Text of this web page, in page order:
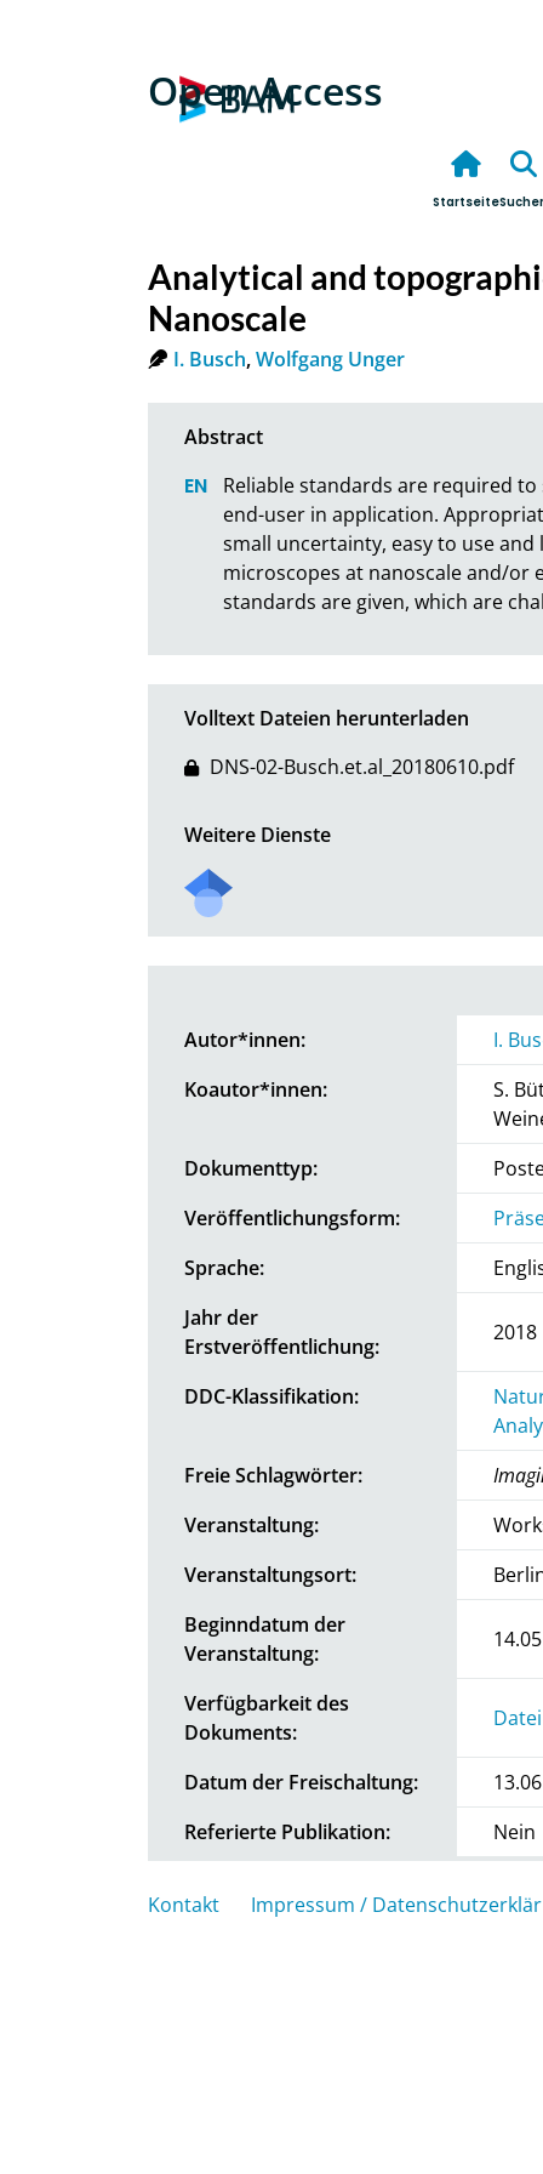
Open Access
Startseite
Analytical and
Nanoscale
I. Busch,Wolfgang Unger
Reliable standards are required
end-user in application.
small uncertainty, easy to use
microscopes at nanoscale and/or
standards are given, which are
Volltext Dateien herunterladen
DNS-02-Busch.et.al_20180610.pdf
Weitere Dienste
Autor*innen:
I.
Koautor*innen:
S.
Dokumenttyp:
Veröffentlichungsform:
Sprache:
Jahr der
Erstveröffentlichung:
2018
DDC-Klassifikation:
Freie Schlagwörter:
Veranstaltung:
Veranstaltungsort:
Beginndatum der
Veranstaltung:
Verfügbarkeit des
Dokuments:
Datum der Freischaltung:
Referierte Publikation:
Nein
Kontakt Impressum /